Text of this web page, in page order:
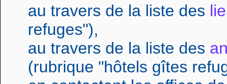
au travers de la liste des
refuges"),
au travers de la liste des
(rubrique "hôtels gîtes